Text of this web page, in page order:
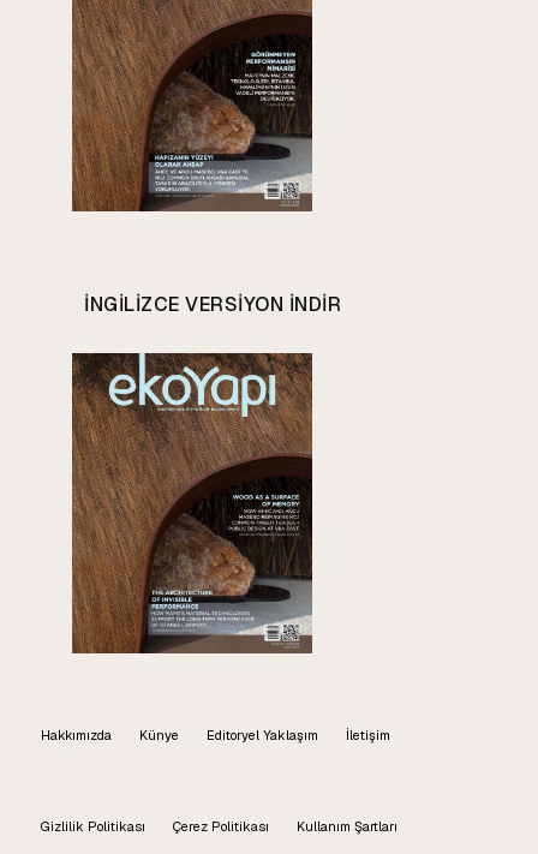
INGILIZCE VERSIYON INDIR
Hakkımızda Künye Editoryel Yaklaşım İletişim
Gizlilik Politikası Çerez Politikası Kullanım Şartları